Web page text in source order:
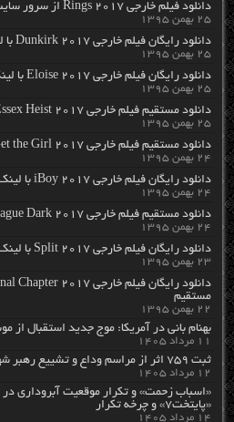
دانلود فیلم خارجی Rings 2017 از سرور سایت
۲۵ بهمن ۱۳۹۵
دانلود رایگان فیلم خارجی Dunkirk 2017 با لینک مستقیم
۲۵ بهمن ۱۳۹۵
دانلود رایگان فیلم خارجی Eloise 2017 با لینک مستقیم
۲۵ بهمن ۱۳۹۵
دانلود مستقیم فیلم خارجی Essex Heist 2017 از سرور سایت
۲۵ بهمن ۱۳۹۵
دانلود مستقیم فیلم خارجی Get the Girl 2017 از سرور سایت
۲۴ بهمن ۱۳۹۵
دانلود رایگان فیلم خارجی iBoy 2017 با لینک مستقیم
۲۴ بهمن ۱۳۹۵
دانلود مستقیم فیلم خارجی Justice League Dark 2017 از سرور سایت
۲۴ بهمن ۱۳۹۵
دانلود رایگان فیلم خارجی Split 2017 با لینک مستقیم
۲۳ بهمن ۱۳۹۵
مستقیم
۲۲ بهمن ۱۳۹۵
بهنام بانی در آمریکا: موج جدید استقبال
۱۱ مرداد ۱۴۰۵
ثبت ۷۵۹ اثر از مراسم وداع و تشییع رهبر شهید انقلاب
۱۲ مرداد ۱۴۰۵
«اسباب زحمت» و تکرار موقعیت آبروداری در
«پایتخت۷» و چرخه تکرار
۱۴ مرداد ۱۴۰۵